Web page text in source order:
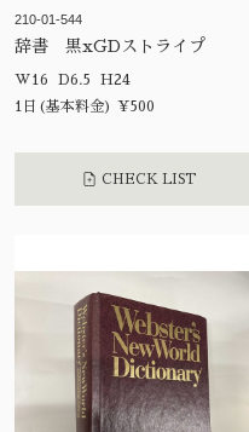
210-01-544
辞書 黒xGDストライプ
W16 D6.5 H24
1日(基本料金) ¥500
CHECK LIST